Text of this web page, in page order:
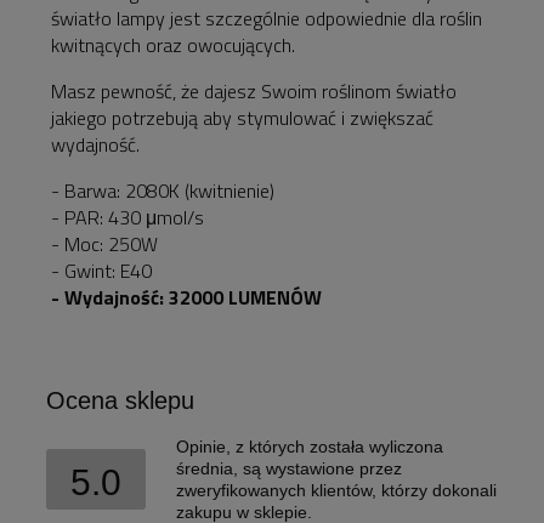
światło lampy jest szczególnie odpowiednie dla roślin
kwitnących oraz owocujących.
Masz pewność, że dajesz Swoim roślinom światło
jakiego potrzebują aby stymulować i zwiększać
wydajność.
- Barwa: 2080K (kwitnienie)
- PAR: 430 μmol/s
- Moc: 250W
- Gwint: E40
- Wydajność: 32000 LUMENÓW
Ocena sklepu
5.0
Opinie, z których została wyliczona
średnia, są wystawione przez
zweryfikowanych klientów, którzy dokonali
zakupu w sklepie.